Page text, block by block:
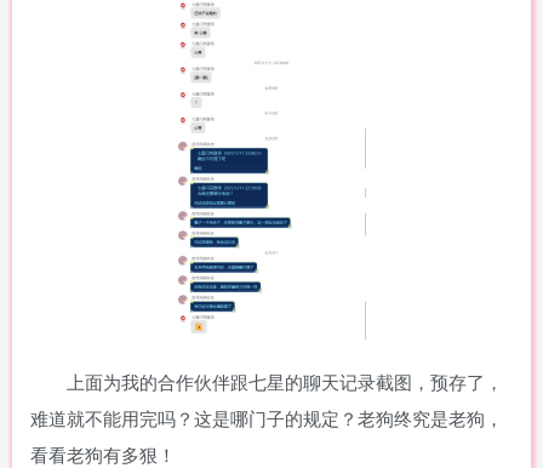
上面为我的合作伙伴跟七星的聊天记录截图，预存了，
难道就不能用完吗？这是哪门子的规定？老狗终究是老狗，
看看老狗有多狠！